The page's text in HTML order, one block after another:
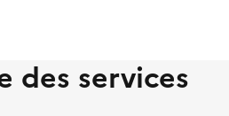
des services